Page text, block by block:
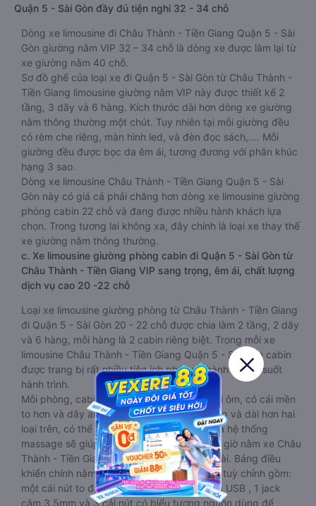
Quận 5 - Sài Gòn đầy đủ tiện nghi 32 - 34 chỗ
Dòng xe limousine đi Châu Thành - Tiền Giang Quận 5 - Sài
Gòn giường nằm VIP 32 – 34 chỗ là dòng xe được làm lại từ
xe giường nằm 40 chỗ.
Sơ đồ ghế của loại xe đi Quận 5 - Sài Gòn từ Châu Thành -
Tiền Giang limousine giường nằm VIP này được thiết kế 2
tầng, 3 dãy và 6 hàng. Kích thước dài hơn dòng xe giường
nằm thông thường một chút. Tuy nhiên tại mỗi giường đều
có rèm che riêng, màn hình led, và đèn đọc sách,…. Mỗi
giường đều được bọc da êm ái, tương đương với phân khúc
hạng 3 sao.
Dòng xe limousine Châu Thành - Tiền Giang Quận 5 - Sài
Gòn này có giá cả phải chăng hơn dòng xe limousine giường
phòng cabin 22 chỗ và đang được nhiều hành khách lựa
chọn. Trong tương lai không xa, đây chính là loại xe thay thế
xe giường nằm thông thường.
c. Xe limousine giường phòng cabin đi Quận 5 - Sài Gòn từ
Châu Thành - Tiền Giang VIP sang trọng, êm ái, chất lượng
dịch vụ cao 20 -22 chỗ
Loại xe limousine giường phòng từ Châu Thành - Tiền Giang
đi Quận 5 - Sài Gòn 20 - 22 chỗ được chia làm 2 tầng, 2 dãy
và 6 hàng, mỗi hàng là 2 cabin riêng biệt. Trong mỗi xe
limousine Châu Thành - Tiền Giang Quận 5 - Sài Gòn cabin
được trang bị rất nhiều tiện ích phục vụ hành khách suốt
hành trình.
Mỗi phòng, cabin đều có gối nằm rời, có gối ôm, có cái mền
to hơn và dây an toàn seat belt. Giường rộng và dài hơn hai
loại trên, có thể lăn lộn thoải mái. Đặc biệt là hệ thống
massage sẽ giúp bạn thư giãn trong những giờ nằm xe Châu
Thành - Tiền Giang đến Quận 5 - Sài Gòn dài. Bảng điều
khiển chính nằm ngay cạnh đầu để tiện tay tuỳ chỉnh gồm:
một cái nút to đùng để gọi tiếp viên, 2 cổng USB , 1 jack
cắm 3.5mm và 3 cái nút có biểu tượng nguồn dùng để